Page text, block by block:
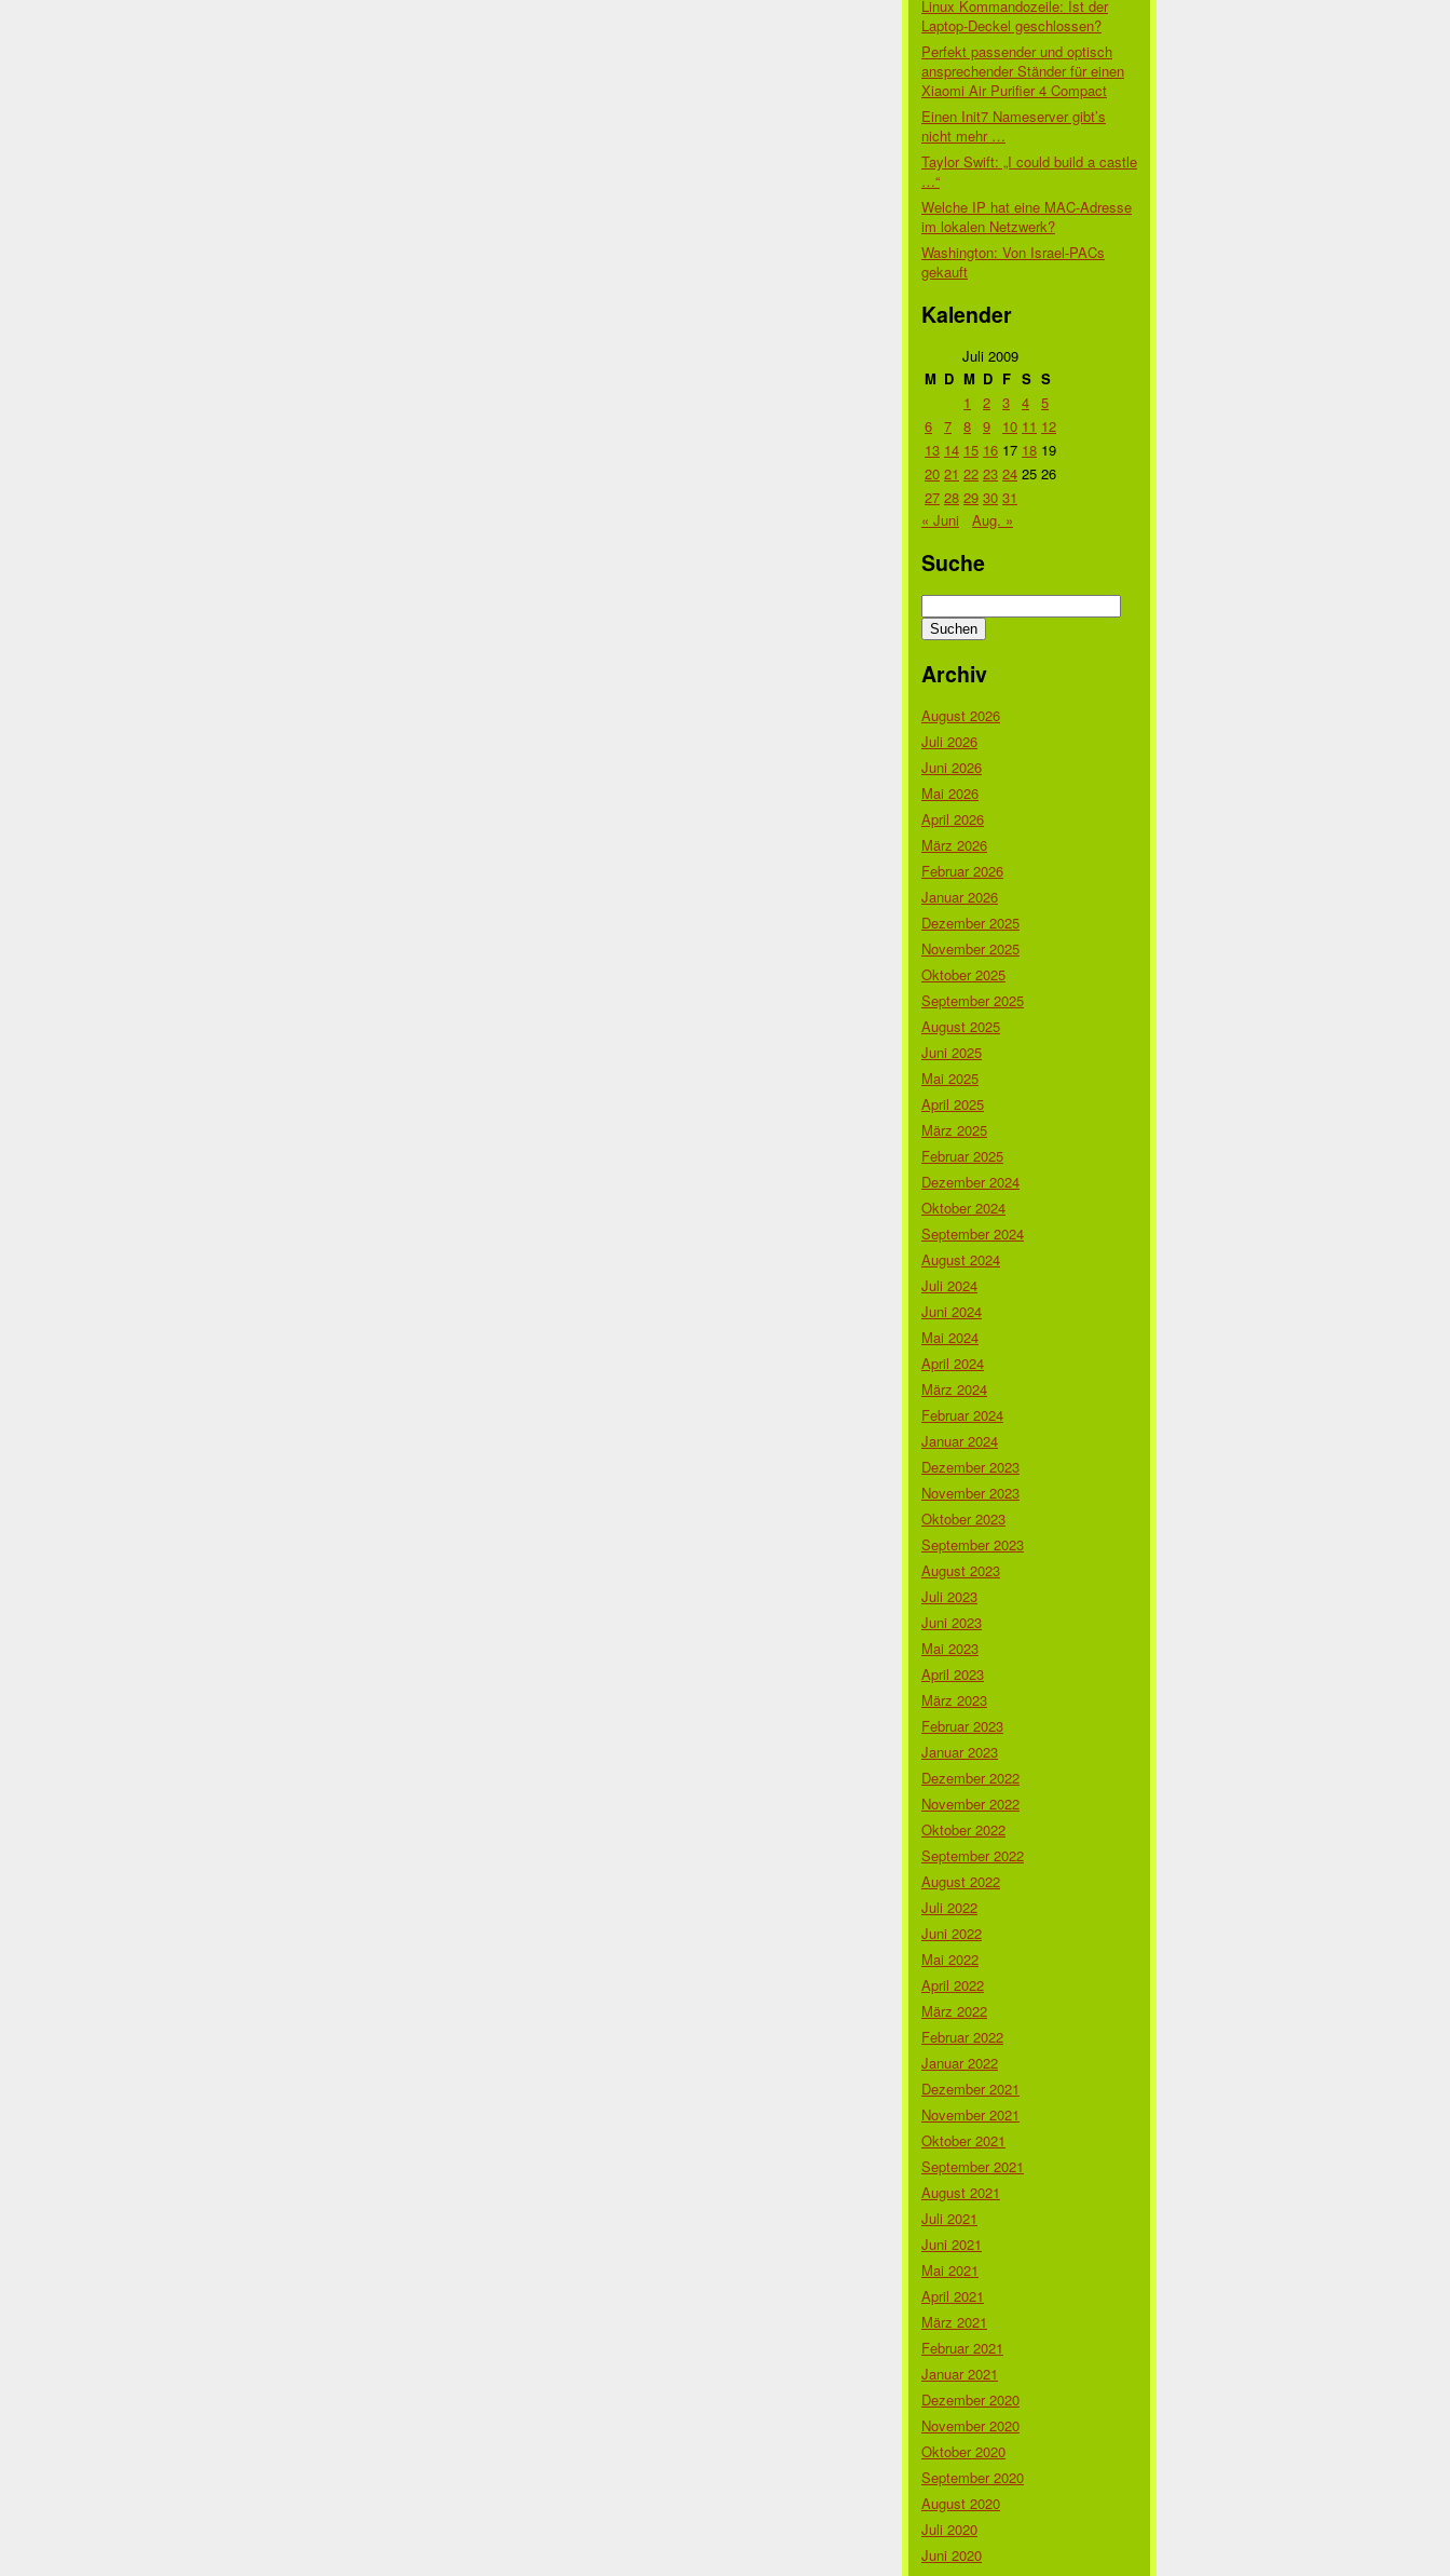
Linux Kommandozeile: Ist der
Laptop-Deckel geschlossen?
Perfekt passender und optisch
ansprechender Ständer für einen
Xiaomi Air Purifier 4 Compact
Einen Init7 Nameserver gibt’s
nicht mehr …
Taylor Swift: „I could build a castle
…“
Welche IP hat eine MAC-Adresse
im lokalen Netzwerk?
Washington: Von Israel-PACs
gekauft
Kalender
Juli 2009
M D M D F S S
1
2 3 4 5
6 7 8 9 10 11 12
13 14 15 16 17 18 19
20 21 22 23 24 25 26
27 28 29 30 31
« Juni
Aug. »
Suche
nach:
Archiv
August 2026
Juli 2026
Juni 2026
Mai 2026
April 2026
März 2026
Februar 2026
Januar 2026
Dezember 2025
November 2025
Oktober 2025
September 2025
August 2025
Juni 2025
Mai 2025
April 2025
März 2025
Februar 2025
Dezember 2024
Oktober 2024
September 2024
August 2024
Juli 2024
Juni 2024
Mai 2024
April 2024
März 2024
Februar 2024
Januar 2024
Dezember 2023
November 2023
Oktober 2023
September 2023
August 2023
Juli 2023
Juni 2023
Mai 2023
April 2023
März 2023
Februar 2023
Januar 2023
Dezember 2022
November 2022
Oktober 2022
September 2022
August 2022
Juli 2022
Juni 2022
Mai 2022
April 2022
März 2022
Februar 2022
Januar 2022
Dezember 2021
November 2021
Oktober 2021
September 2021
August 2021
Juli 2021
Juni 2021
Mai 2021
April 2021
März 2021
Februar 2021
Januar 2021
Dezember 2020
November 2020
Oktober 2020
September 2020
August 2020
Juli 2020
Juni 2020